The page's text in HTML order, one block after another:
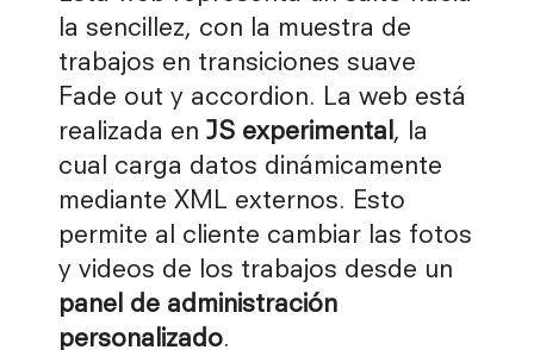
la sencillez, con la muestra de
trabajos en transiciones suave
Fade out y accordion. La web está
realizada en JS experimental , la
cual carga datos dinámicamente
mediante XML externos. Esto
permite al cliente cambiar las fotos
y videos de los trabajos desde un
panel de administración
personalizado.